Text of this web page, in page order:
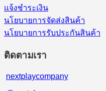
แจ้งชำระเงิน
นโยบายการจัดส่งสินค้า
นโยบายการรับประกันสินค้า
ติดตามเรา
nextplaycompany